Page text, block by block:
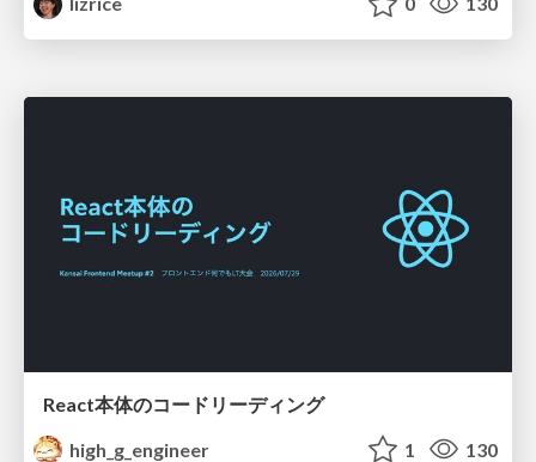
React本体のコードリーディング
high_g_engineer
1 130